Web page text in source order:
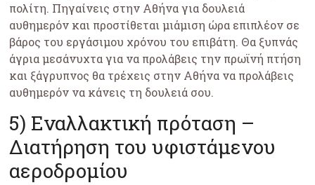
πολίτη. Πηγαίνεις στην Αθήνα για δουλειά
αυθημερόν και προστίθεται μιάμιση ώρα επιπλέον σε
βάρος του εργάσιμου χρόνου του επιβάτη. Θα ξυπνάς
άγρια μεσάνυχτα για να προλάβεις την πρωϊνή πτήση
και ξάγρυπνος θα τρέχεις στην Αθήνα να προλάβεις
αυθημερόν να κάνεις τη δουλειά σου.
5) Εναλλακτική πρόταση –
Διατήρηση του υφιστάμενου
αεροδρομίου